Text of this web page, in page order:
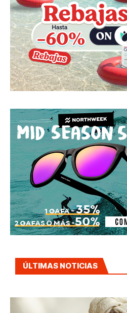
ÚLTIMAS NOTICIAS